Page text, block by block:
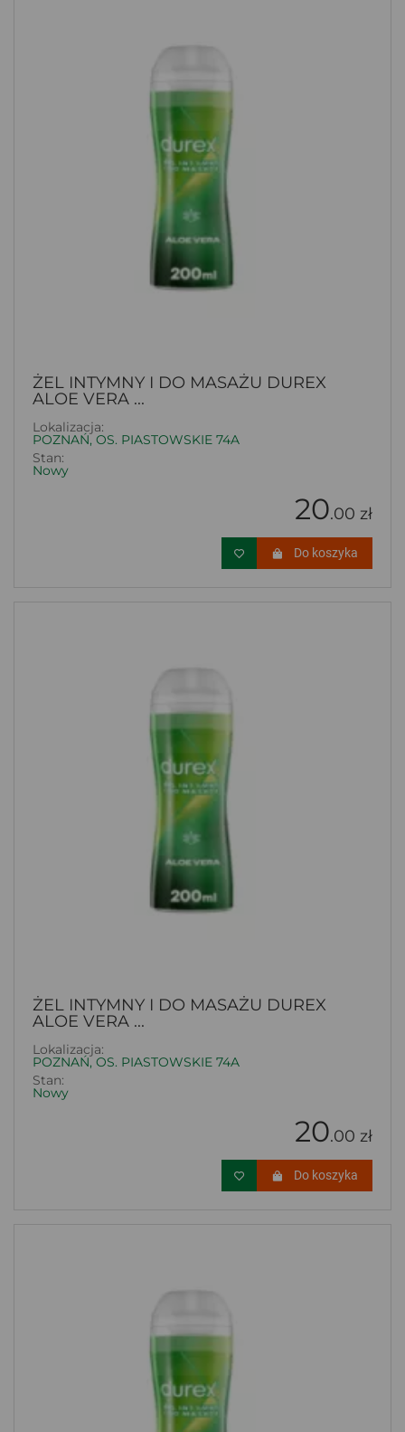
ŻEL INTYMNY I DO MASAŻU DUREX
ALOE VERA ...
Lokalizacja:
POZNAŃ, OS. PIASTOWSKIE 74A
Stan:
Nowy
20.00 zł
Do koszyka
ŻEL INTYMNY I DO MASAŻU DUREX
ALOE VERA ...
Lokalizacja:
POZNAŃ, OS. PIASTOWSKIE 74A
Stan:
Nowy
20.00 zł
Do koszyka